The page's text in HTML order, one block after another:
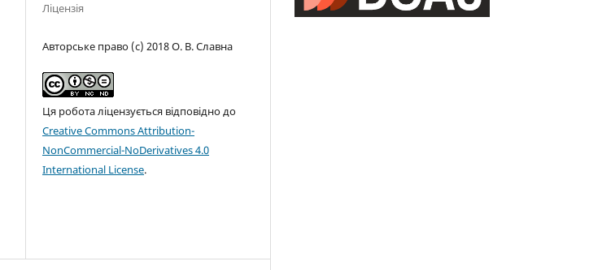
Ліцензія
Авторське право (c) 2018 О. В. Славна
Ця робота ліцензується відповідно до
Creative Commons Attribution-
NonCommercial-NoDerivatives 4.0
International License.